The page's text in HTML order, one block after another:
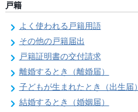
戸籍
よく使われる戸籍用語
その他の戸籍届出
戸籍証明書の交付請求
離婚するとき（離婚届）
子どもが生まれたとき（出生届）
結婚するとき（婚姻届）